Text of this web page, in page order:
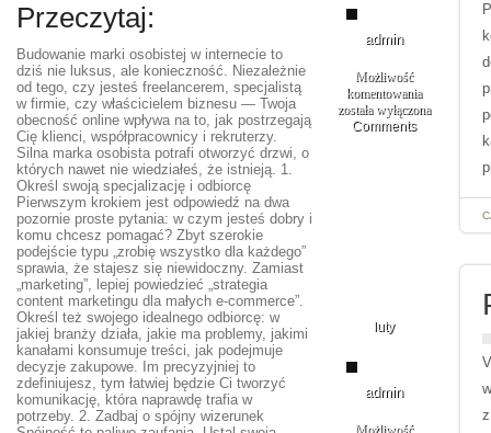
admin
Możliwość
komentowania
Języki
została wyłączona
Comments
luty
admin
Możliwość
Przeczytaj:
Budowanie marki osobistej w internecie to
dziś nie luksus, ale konieczność. Niezależnie
od tego, czy jesteś freelancerem, specjalistą
w firmie, czy właścicielem biznesu — Twoja
obecność online wpływa na to, jak postrzegają
Cię klienci, współpracownicy i rekruterzy.
Silna marka osobista potrafi otworzyć drzwi, o
których nawet nie wiedziałeś, że istnieją. 1.
Określ swoją specjalizację i odbiorcę
Pierwszym krokiem jest odpowiedź na dwa
pozornie proste pytania: w czym jesteś dobry i
komu chcesz pomagać? Zbyt szerokie
podejście typu „zrobię wszystko dla każdego”
sprawia, że stajesz się niewidoczny. Zamiast
„marketing”, lepiej powiedzieć „strategia
content marketingu dla małych e-commerce”.
Określ też swojego idealnego odbiorcę: w
jakiej branży działa, jakie ma problemy, jakimi
kanałami konsumuje treści, jak podejmuje
decyzje zakupowe. Im precyzyjniej to
zdefiniujesz, tym łatwiej będzie Ci tworzyć
komunikację, która naprawdę trafia w
potrzeby. 2. Zadbaj o spójny wizerunek